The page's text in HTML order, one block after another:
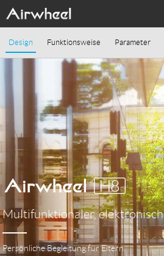
SUPORT
Sharing & Rental
ÜBER UNS
KONTAKT
Language
Design Funktionsweise Parameter
Multifunktionaler,
Persönliche Begleitung für Eltern